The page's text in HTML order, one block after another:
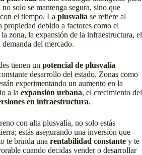
solo se mantenga segura, sino que
el tiempo. La plusvalía se refiere al
propiedad debido a factores como el
zona, la expansión de la infraestructura, el
del mercado.
tienen un potencial de plusvalía
desarrollo del estado. Zonas como
experimentando un aumento en la
a la expansión urbana, el crecimiento del
en infraestructura.
con alta plusvalía, no solo estás
estás asegurando una inversión que
te brinda una rentabilidad constante y te
cuando decidas vender o desarrollar